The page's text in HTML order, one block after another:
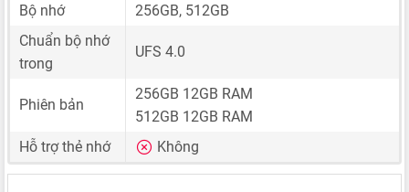
Bộ nhớ
256GB, 512GB
Chuẩn bộ nhớ
trong
UFS 4.0
Phiên bản
256GB 12GB RAM
512GB 12GB RAM
Hỗ trợ thẻ nhớ
Không